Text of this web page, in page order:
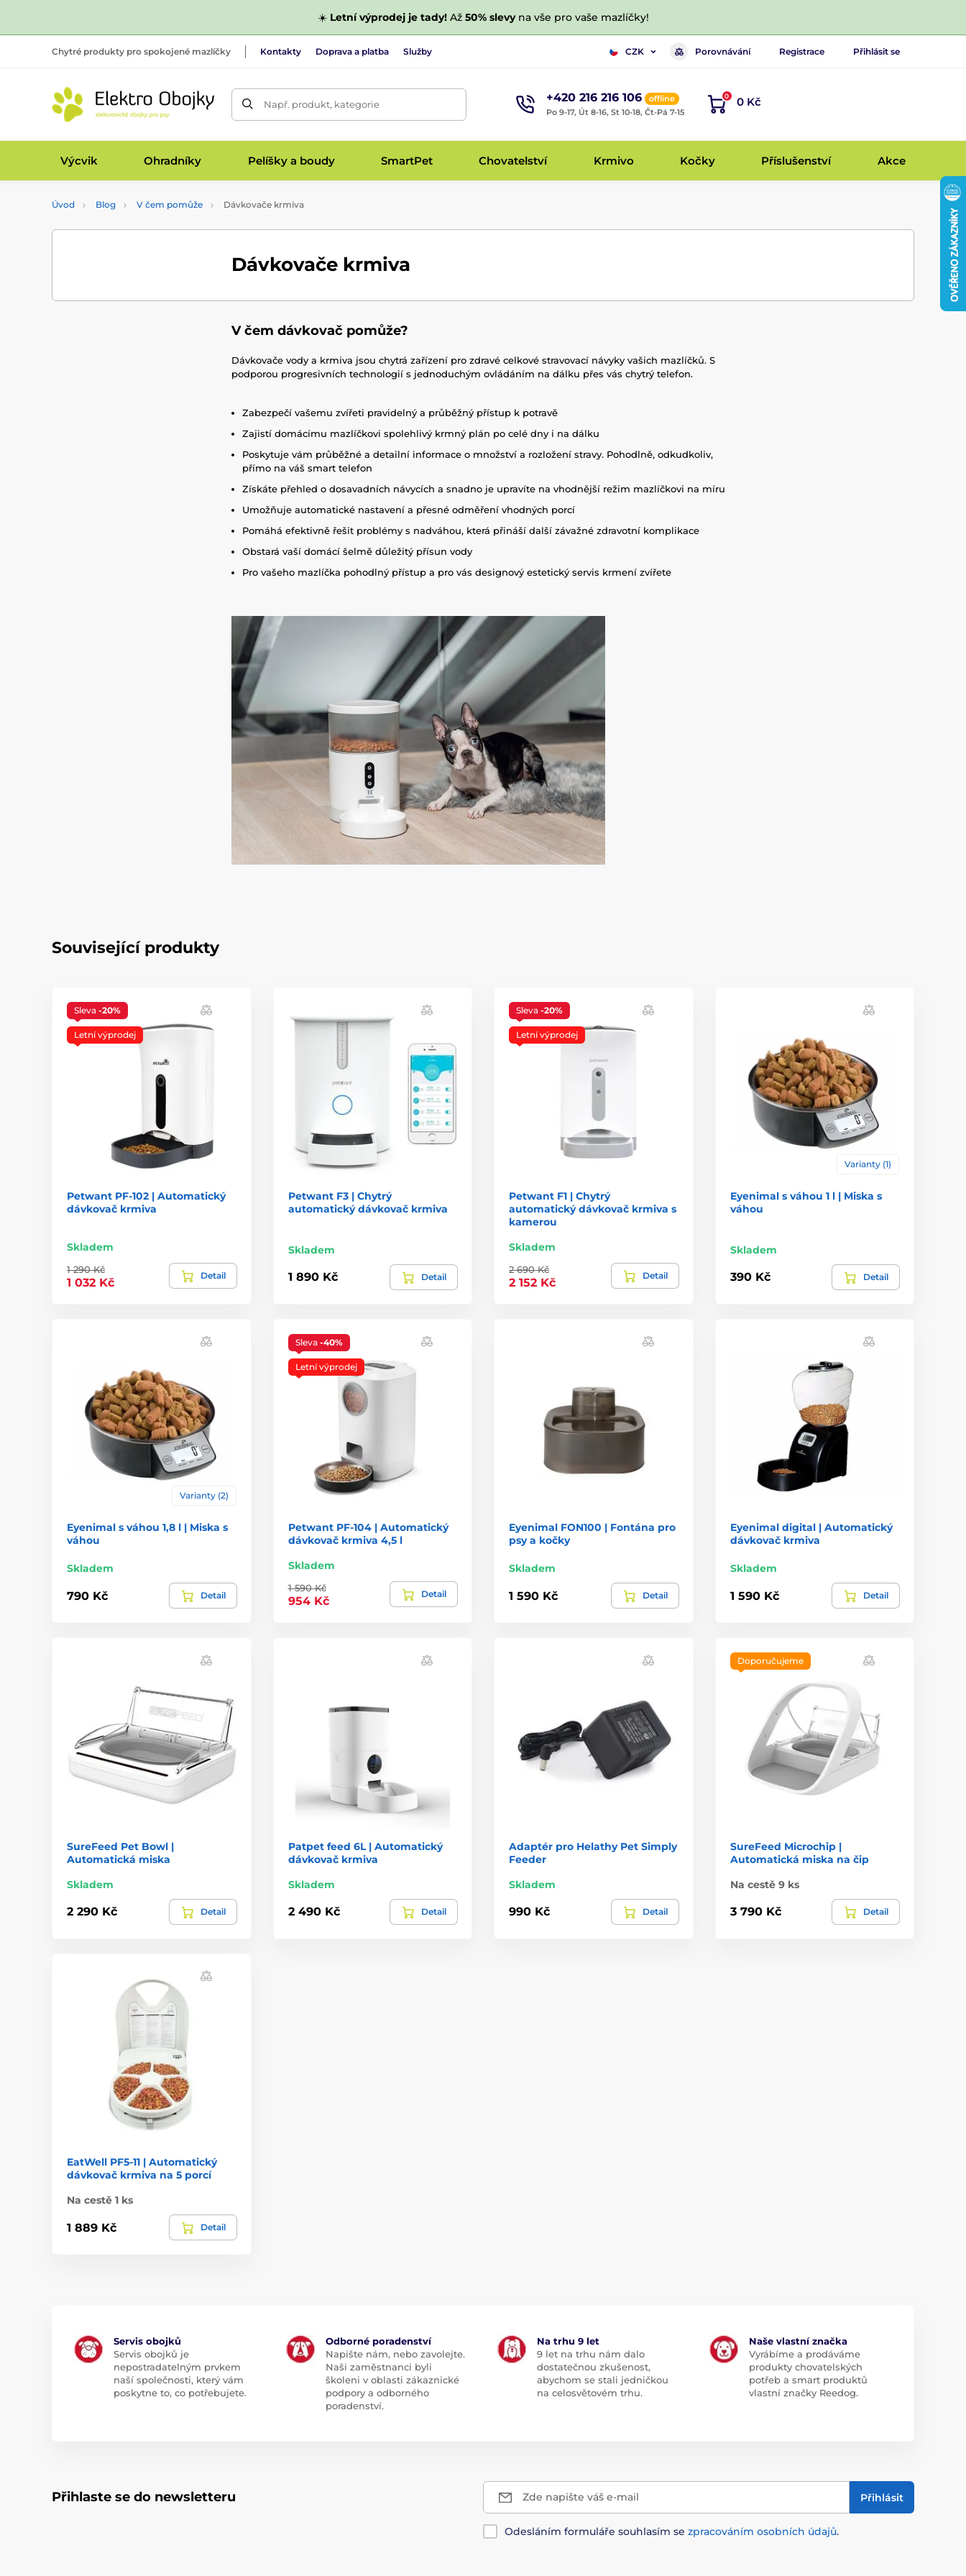
☀️ Letní výprodej je tady!Až 50% slevyna vše pro vaše mazlíčky!
Chytré produkty pro spokojené mazlíčky Kontakty Doprava a platba Služby CZK Porovnávání Registrace Přihlásit se
Např. produkt, kategorie +420 216 216 106
offline
Po 9-17, Út 8-16, St 10-18, Čt-Pá 7-15
0 0 Kč
Výcvik Ohradníky Pelíšky a boudy SmartPet Chovatelství Krmivo Kočky Příslušenství Akce
Úvod Blog V čem pomůže Dávkovače krmiva
Dávkovače krmiva
V čem dávkovač pomůže?
Dávkovače vody a krmiva jsou chytrá zařízení pro zdravé celkové stravovací návyky vašich mazlíčků. S
podporou progresivních technologií s jednoduchým ovládáním na dálku přes vás chytrý telefon.
Zabezpečí vašemu zvířeti pravidelný a průběžný přístup k potravě
Zajistí domácímu mazlíčkovi spolehlivý krmný plán po celé dny i na dálku
Poskytuje vám průběžné a detailní informace o množství a rozložení stravy. Pohodlně, odkudkoliv,
přímo na váš smart telefon
Získáte přehled o dosavadních návycích a snadno je upravíte na vhodnější režim mazlíčkovi na míru
Umožňuje automatické nastavení a přesné odměření vhodných porcí
Pomáhá efektivně řešit problémy s nadváhou, která přináší další závažné zdravotní komplikace
Obstará vaší domácí šelmě důležitý přísun vody
Pro vašeho mazlíčka pohodlný přístup a pro vás designový estetický servis krmení zvířete
Související produkty
Sleva -20%
Letní výprodej
Petwant PF-102 | Automatický
dávkovač krmiva
Skladem
1 290 Kč
1 032 Kč
Detail
Petwant F3 | Chytrý
automatický dávkovač krmiva
Skladem
1 890 Kč Detail
Sleva -20%
Letní výprodej
Petwant F1 | Chytrý
automatický dávkovač krmiva s
kamerou
Skladem
2 690 Kč
2 152 Kč
Detail
Varianty (1)
Eyenimal s váhou 1 l | Miska s
váhou
Skladem
390 Kč Detail
Varianty (2)
Eyenimal s váhou 1,8 l | Miska s
váhou
Skladem
790 Kč Detail
Sleva -40%
Letní výprodej
Petwant PF-104 | Automatický
dávkovač krmiva 4,5 l
Skladem
1 590 Kč
954 Kč
Detail
Eyenimal FON100 | Fontána pro
psy a kočky
Skladem
1 590 Kč Detail
Eyenimal digital | Automatický
dávkovač krmiva
Skladem
1 590 Kč Detail
SureFeed Pet Bowl |
Automatická miska
Skladem
2 290 Kč Detail
Patpet feed 6L | Automatický
dávkovač krmiva
Skladem
2 490 Kč Detail
Adaptér pro Helathy Pet Simply
Feeder
Skladem
990 Kč Detail
Doporučujeme
SureFeed Microchip |
Automatická miska na čip
Na cestě 9 ks
3 790 Kč Detail
EatWell PF5-11 | Automatický
dávkovač krmiva na 5 porcí
Na cestě 1 ks
1 889 Kč Detail
Servis obojků
Servis obojků je
nepostradatelným prvkem
naší společnosti, který vám
poskytne to, co potřebujete.
Odborné poradenství
Napište nám, nebo zavolejte.
Naši zaměstnanci byli
školeni v oblasti zákaznické
podpory a odborného
poradenství.
Na trhu 9 let
9 let na trhu nám dalo
dostatečnou zkušenost,
abychom se stali jedničkou
na celosvětovém trhu.
Naše vlastní značka
Vyrábíme a prodáváme
produkty chovatelských
potřeb a smart produktů
vlastní značky Reedog.
Přihlaste se do newsletteru Zde napište váš e-mail Přihlásit
Odesláním formuláře souhlasím se zpracováním osobních údajů.